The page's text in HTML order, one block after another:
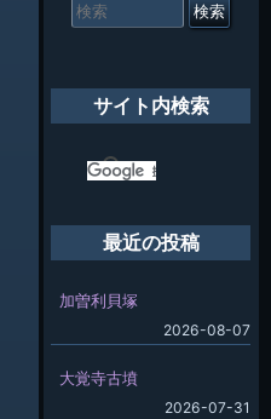
索
サイト内検索
最近の投稿
加曽利貝塚
2026-08-07
大覚寺古墳
2026-07-31